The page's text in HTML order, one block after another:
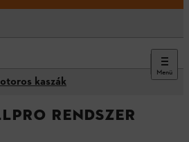
Menü
kaszák
rendszer